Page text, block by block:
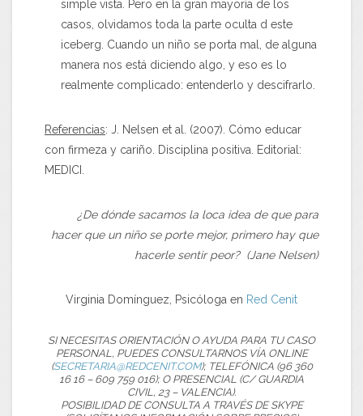
simple vista. Pero en la gran mayoría de los
casos, olvidamos toda la parte oculta d este
iceberg. Cuando un niño se porta mal, de alguna
manera nos está diciendo algo, y eso es lo
realmente complicado: entenderlo y descifrarlo.
Referencias: J. Nelsen et al. (2007). Cómo educar
con firmeza y cariño. Disciplina positiva. Editorial:
MEDICI.
¿De dónde sacamos la loca idea de que para
hacer que un niño se porte mejor, primero hay que
hacerle sentir peor? (Jane Nelsen)
Virginia Domínguez, Psicóloga en Red Cenit
SI NECESITAS ORIENTACIÓN O AYUDA PARA TU CASO
PERSONAL, PUEDES CONSULTARNOS VÍA ONLINE
(SECRETARIA@REDCENIT.COM); TELEFÓNICA (96 360
16 16 – 609 759 016); O PRESENCIAL (C/ GUARDIA
CIVIL, 23 – VALENCIA).
POSIBILIDAD DE CONSULTA A TRAVÉS DE SKYPE